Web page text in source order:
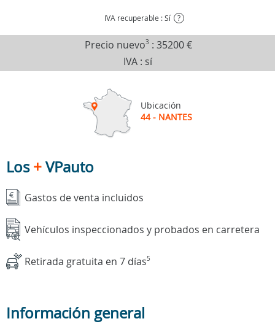
IVA recuperable : Sí ?
Precio nuevo3 : 35200 €
IVA : sí
Ubicación
44 - NANTES
Los+VPauto
Gastos de venta incluidos
Vehículos inspeccionados y probados en carretera
Retirada gratuita en 7 días5
Información general